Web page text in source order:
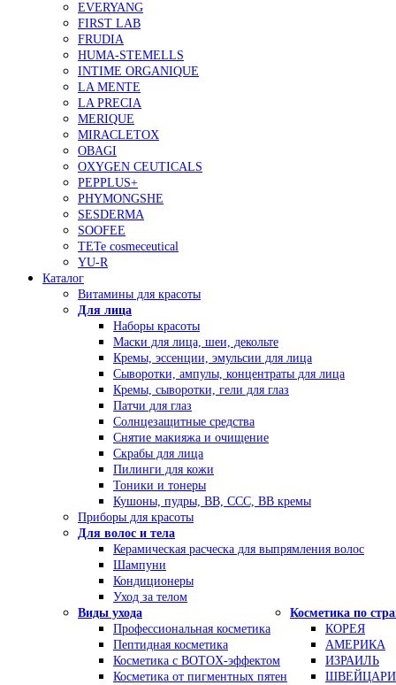
EVERYANG
FIRST LAB
FRUDIA
HUMA-STEMELLS
INTIME ORGANIQUE
LA MENTE
LA PRECIA
MERIQUE
MIRACLETOX
OBAGI
OXYGEN CEUTICALS
PEPPLUS+
PHYMONGSHE
SESDERMA
SOOFEE
TETe cosmeceutical
YU-R
Каталог
Витамины для красоты
Для лица
Наборы красоты
Маски для лица, шеи, декольте
Кремы, эссенции, эмульсии для лица
Сыворотки, ампулы, концентраты для лица
Кремы, сыворотки, гели для глаз
Патчи для глаз
Солнцезащитные средства
Снятие макияжа и очищение
Скрабы для лица
Пилинги для кожи
Тоники и тонеры
Кушоны, пудры, ВВ, ССС, ВВ кремы
Приборы для красоты
Для волос и тела
Керамическая расческа для выпрямления волос
Шампуни
Кондиционеры
Уход за телом
Виды ухода
Профессиональная косметика
Пептидная косметика
Косметика с BOTOX-эффектом
Косметика от пигментных пятен
Косметика по
КОРЕЯ
АМЕРИКА
ИЗРАИЛЬ